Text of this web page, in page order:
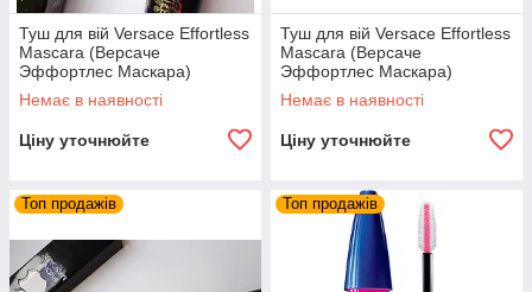
Туш для вій Versace Effortless
Mascara (Версаче
Эффортлес Маскара)
Немає в наявності
Ціну уточнюйте
Туш для вій Versace Effortless
Mascara (Версаче
Эффортлес Маскара)
Немає в наявності
Ціну уточнюйте
Топ продажів Топ продажів